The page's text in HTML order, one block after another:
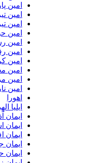
امین پارسی
امین تیرزاد و
امین تیرزاد و
امین حبیبی
امین رستمی
امین رفیعی
امین کریمی
امین محمودی
امین مرعشی
امین ناریت
ایلیا الهی یار
ایمان آذری
ایمان استار
ایمان اف جی ۱۰
ایمان جهانگری
ایمان حجت